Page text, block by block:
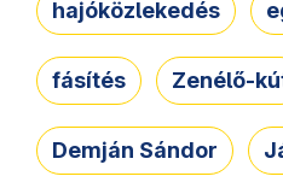
hajóközlekedés
fásítés Zenélő-
Demján Sándor